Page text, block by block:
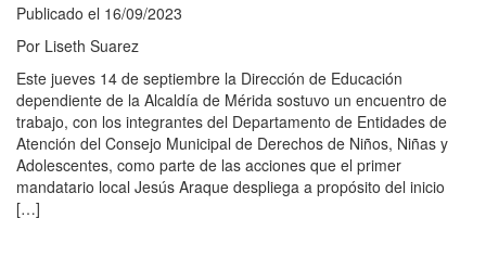
Publicado el 16/09/2023
Por Liseth Suarez
Este jueves 14 de septiembre la Dirección de Educación
dependiente de la Alcaldía de Mérida sostuvo un encuentro de
trabajo, con los integrantes del Departamento de Entidades de
Atención del Consejo Municipal de Derechos de Niños, Niñas y
Adolescentes, como parte de las acciones que el primer
mandatario local Jesús Araque despliega a propósito del inicio
[…]